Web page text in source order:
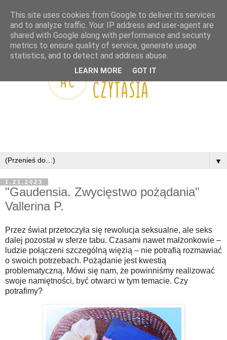
▼
1.21.2023
"Gaudensia. Zwycięstwo pożądania"
Vallerina P.
Przez świat przetoczyła się rewolucja seksualne, ale seks
dalej pozostał w sferze tabu. Czasami nawet małżonkowie –
ludzie połączeni szczególną więzią – nie potrafią rozmawiać
o swoich potrzebach. Pożądanie jest kwestią
problematyczną. Mówi się nam, że powinniśmy realizować
swoje namiętności, być otwarci w tym temacie. Czy
potrafimy?
This site uses cookies from Google to deliver its services
and to analyze traffic. Your IP address and user-agent are
shared with Google along with performance and security
metrics to ensure quality of service, generate usage
statistics, and to detect and address abuse.
LEARN MORE GOT IT